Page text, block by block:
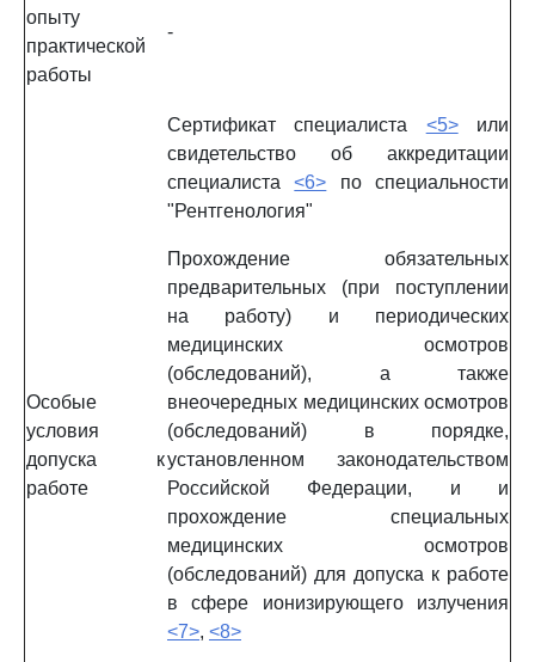
опыту
практической
работы
-
Особые
условия
допуска к
работе
Сертификат специалиста <5>или
свидетельство об аккредитации
специалиста<6> по специальности
"Рентгенология"
Прохождение обязательных
предварительных (при поступлении
на работу) и периодических
медицинских осмотров
(обследований), а также
внеочередных медицинских осмотров
(обследований) в порядке,
установленном законодательством
Российской Федерации, и и
прохождение специальных
медицинских осмотров
(обследований) для допуска к работе
в сфере ионизирующего излучения
<7>, <8>